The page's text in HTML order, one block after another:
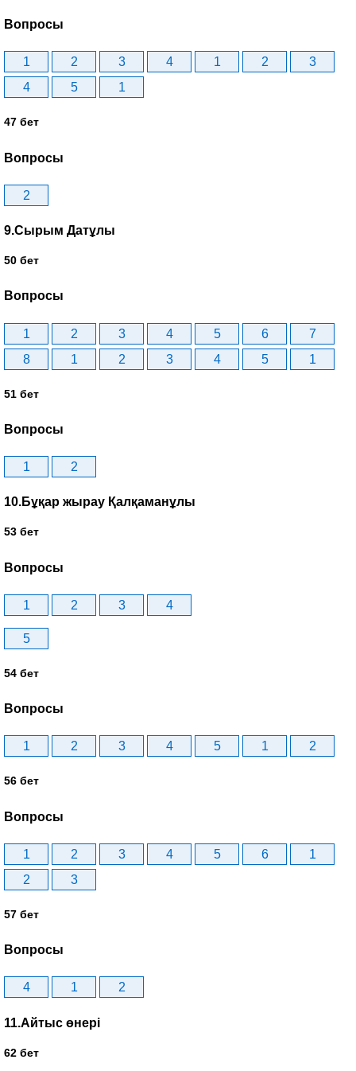
Вопросы
1 2 3 4 1 2
3
4
5 1
47 бет
Вопросы
2
9.Сырым Датұлы
50 бет
Вопросы
1 2 3 4 5 6
7
8
1 2 3 4 5 1
51 бет
Вопросы
1 2
10.Бұқар жырау Қалқаманұлы
53 бет
Вопросы
1 2 3 4
5
54 бет
Вопросы
1 2 3 4 5 1 2
56 бет
Вопросы
1 2 3 4 5 6
1
2
3
57 бет
Вопросы
4 1 2
11.Айтыс өнері
62 бет